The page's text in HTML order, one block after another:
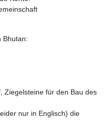
Bhutan:
Ziegelsteine für den Bau des
nur in Englisch) die